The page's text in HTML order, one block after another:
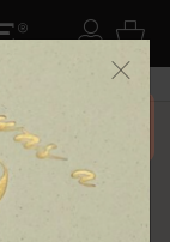
ログ
カ
メニ